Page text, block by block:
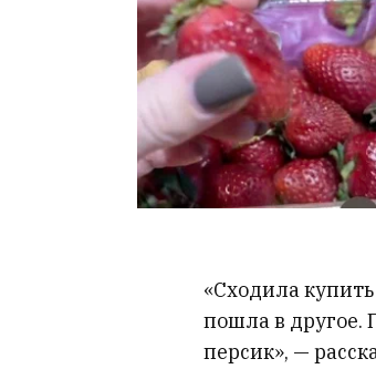
«Сходила
пошла в другое.
персик», —